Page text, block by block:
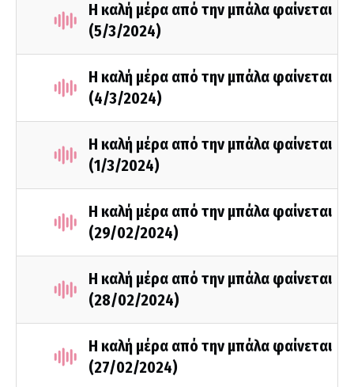
Η καλή μέρα από την μπάλα φαίνεται
(5/3/2024)
Η καλή μέρα από την μπάλα φαίνεται
(4/3/2024)
Η καλή μέρα από την μπάλα φαίνεται
(1/3/2024)
Η καλή μέρα από την μπάλα φαίνεται
(29/02/2024)
Η καλή μέρα από την μπάλα φαίνεται
(28/02/2024)
Η καλή μέρα από την μπάλα φαίνεται
(27/02/2024)